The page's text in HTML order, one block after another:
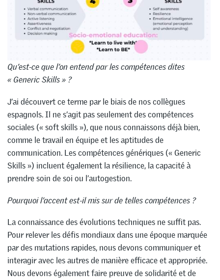
Qu’est-ce que l’on entend par les compétences dites
« Generic Skills » ?
J’ai découvert ce terme par le biais de nos collègues
espagnols. Il ne s’agit pas seulement des compétences
sociales (« soft skills »), que nous connaissons déjà bien,
comme le travail en équipe et les aptitudes de
communication. Les compétences génériques (« Generic
Skills ») incluent également la résilience, la capacité à
prendre soin de soi ou l’autogestion.
Pourquoi l’accent est-il mis sur de telles compétences ?
La connaissance des évolutions techniques ne suffit pas.
Pour relever les défis mondiaux dans une époque marquée
par des mutations rapides, nous devons communiquer et
interagir avec les autres de manière efficace et appropriée.
Nous devons également faire preuve de solidarité et de